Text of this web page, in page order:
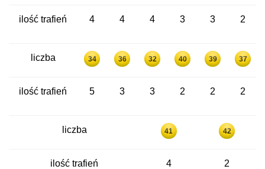
ilość trafień 4 4 4 3 3 2
liczba 34 36 32 40 39 37
ilość trafień 5 3 3 2 2 2
liczba 41 42
ilość trafień 4 2